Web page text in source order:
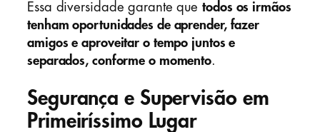
Essa diversidade garante quetodos os irmãos
tenham oportunidades de aprender, fazer
amigos e aproveitar o tempo juntos e
separados, conforme o momento.
Segurança e Supervisão em
Primeiríssimo Lugar